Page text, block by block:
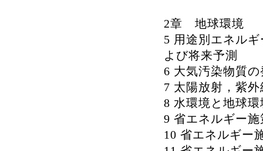
2章 地球環境
5 用途別エネル
よび将来予測
6 大気汚染物質
7 太陽放射，紫外
8 水環境と地球環
9 省エネルギー
10 省エネルギー